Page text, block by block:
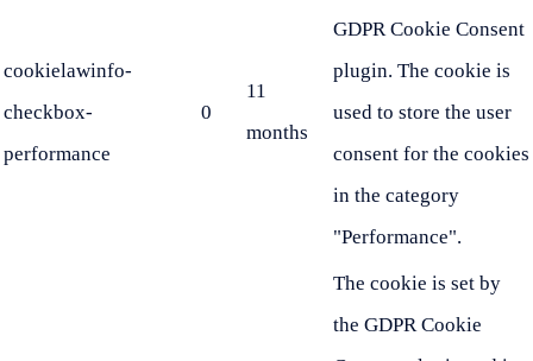
cookielawinfo-
checkbox-
performance
0
11
months
GDPR Cookie Consent
plugin. The cookie is
used to store the user
consent for the cookies
in the category
"Performance".
The cookie is set by
the GDPR Cookie